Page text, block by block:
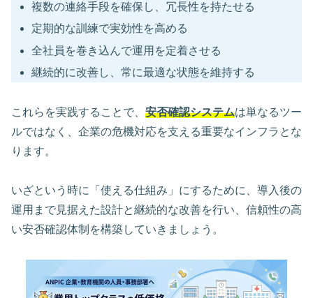
複数の連絡手段を確保し、冗長性を持たせる
定期的な訓練で実効性を高める
全社員を巻き込んで運用を定着させる
継続的に改善し、常に最適な状態を維持する
これらを実践することで、 安否確認システムは単なるツー
ルではなく、企業の危機対応を支える重要なインフラとな
ります。
いざという時に「使える仕組み」にするために、導入後の
運用まで見据えた設計と継続的な改善を行い、信頼性の高
い安否確認体制を構築していきましょう。